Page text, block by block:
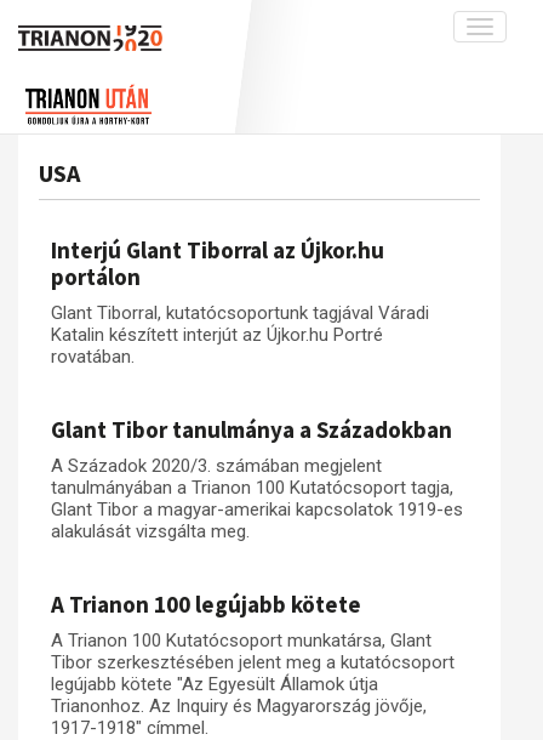
Toggle
A békerendszer megszilárdulása
Adatbázis
Emlékművek (feltöltés alatt)
Visszhang
Kapcsolat
Trianon-kommentár
Dokumentumok
A trianoni szerződés
USA
Interjú Glant Tiborral az Újkor.hu
portálon
Glant Tiborral, kutatócsoportunk tagjával Váradi
Katalin készített interjút az Újkor.hu Portré
rovatában.
Glant Tibor tanulmánya a Századokban
A Századok 2020/3. számában megjelent
tanulmányában a Trianon 100 Kutatócsoport tagja,
Glant Tibor a magyar-amerikai kapcsolatok 1919-es
alakulását vizsgálta meg.
A Trianon 100 legújabb kötete
A Trianon 100 Kutatócsoport munkatársa, Glant
Tibor szerkesztésében jelent meg a kutatócsoport
legújabb kötete "Az Egyesült Államok útja
Trianonhoz. Az Inquiry és Magyarország jövője,
1917-1918" címmel.